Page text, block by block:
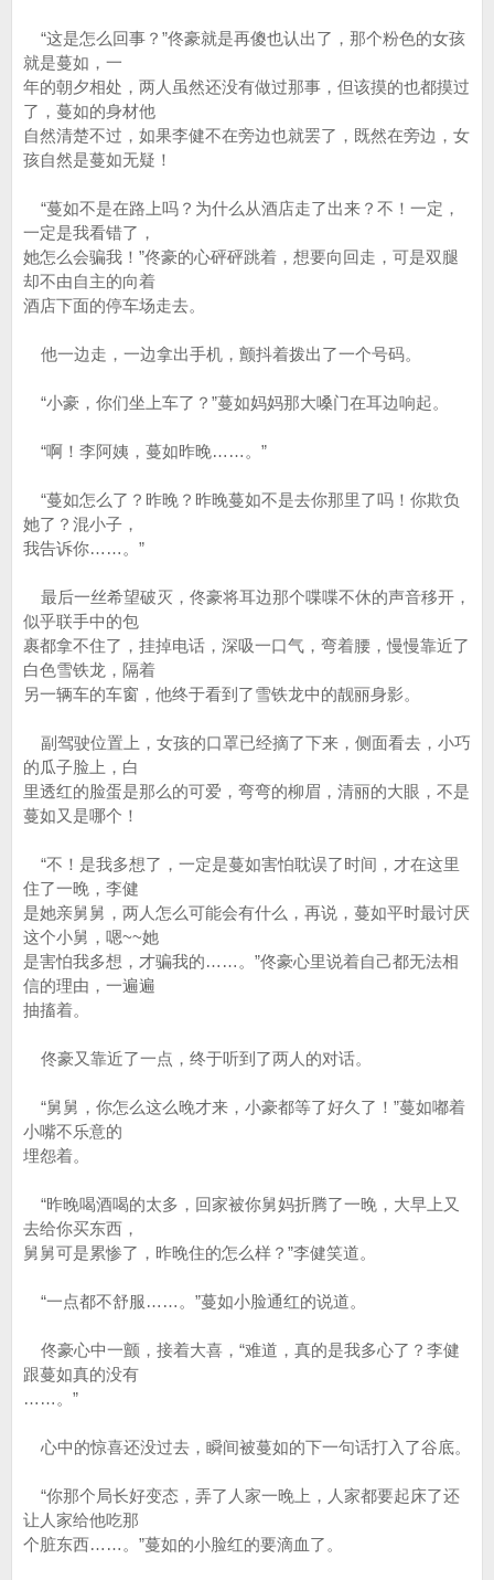
“这是怎么回事？”佟豪就是再傻也认出了，那个粉色的女孩
就是蔓如，一
年的朝夕相处，两人虽然还没有做过那事，但该摸的也都摸过
了，蔓如的身材他
自然清楚不过，如果李健不在旁边也就罢了，既然在旁边，女
孩自然是蔓如无疑！
“蔓如不是在路上吗？为什么从酒店走了出来？不！一定，
一定是我看错了，
她怎么会骗我！”佟豪的心砰砰跳着，想要向回走，可是双腿
却不由自主的向着
酒店下面的停车场走去。
他一边走，一边拿出手机，颤抖着拨出了一个号码。
“小豪，你们坐上车了？”蔓如妈妈那大嗓门在耳边响起。
“啊！李阿姨，蔓如昨晚……。”
“蔓如怎么了？昨晚？昨晚蔓如不是去你那里了吗！你欺负
她了？混小子，
我告诉你……。”
最后一丝希望破灭，佟豪将耳边那个喋喋不休的声音移开，
似乎联手中的包
裹都拿不住了，挂掉电话，深吸一口气，弯着腰，慢慢靠近了
白色雪铁龙，隔着
另一辆车的车窗，他终于看到了雪铁龙中的靓丽身影。
副驾驶位置上，女孩的口罩已经摘了下来，侧面看去，小巧
的瓜子脸上，白
里透红的脸蛋是那么的可爱，弯弯的柳眉，清丽的大眼，不是
蔓如又是哪个！
“不！是我多想了，一定是蔓如害怕耽误了时间，才在这里
住了一晚，李健
是她亲舅舅，两人怎么可能会有什么，再说，蔓如平时最讨厌
这个小舅，嗯~~她
是害怕我多想，才骗我的……。”佟豪心里说着自己都无法相
信的理由，一遍遍
抽搐着。
佟豪又靠近了一点，终于听到了两人的对话。
“舅舅，你怎么这么晚才来，小豪都等了好久了！”蔓如嘟着
小嘴不乐意的
埋怨着。
“昨晚喝酒喝的太多，回家被你舅妈折腾了一晚，大早上又
去给你买东西，
舅舅可是累惨了，昨晚住的怎么样？”李健笑道。
“一点都不舒服……。”蔓如小脸通红的说道。
佟豪心中一颤，接着大喜，“难道，真的是我多心了？李健
跟蔓如真的没有
……。”
心中的惊喜还没过去，瞬间被蔓如的下一句话打入了谷底。
“你那个局长好变态，弄了人家一晚上，人家都要起床了还
让人家给他吃那
个脏东西……。”蔓如的小脸红的要滴血了。